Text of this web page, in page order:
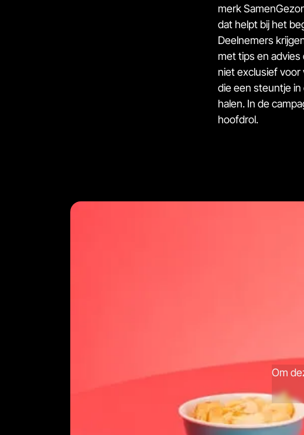
merk
dat helpt bij het
Deelnemers
met tips en
niet exclusief
die een steuntje
halen. In de
hoofdrol.
Om